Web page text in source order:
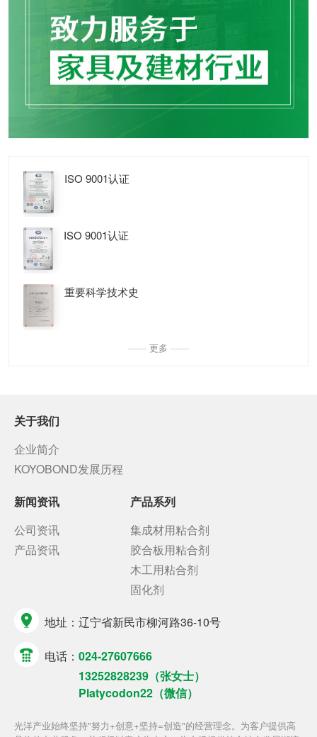
ISO 9001认证
ISO 9001认证
重要科学技术史
—— 更多 ——
关于我们
企业简介
KOYOBOND发展历程
新闻资讯
公司资讯
产品资讯
产品系列
集成材用粘合剂
胶合板用粘合剂
木工用粘合剂
固化剂
地址： 辽宁省新民市柳河路36-10号
电话： 024-27607666
13252828239（张女士）
Platycodon22（微信）
光洋产业始终坚持"努力+创意+坚持=创造"的经营理念。为客户提供高